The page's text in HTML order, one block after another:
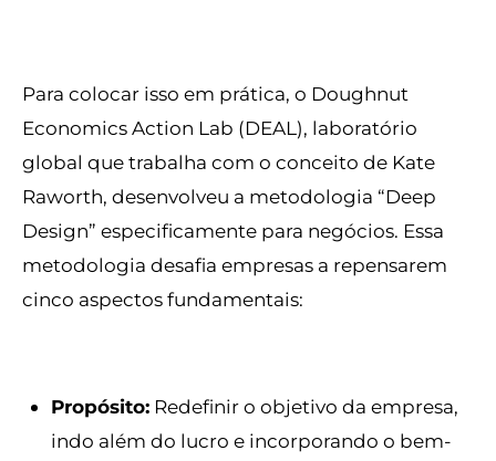
Para colocar isso em prática, o Doughnut
Economics Action Lab (DEAL), laboratório
global que trabalha com o conceito de Kate
Raworth, desenvolveu a metodologia “Deep
Design” especificamente para negócios. Essa
metodologia desafia empresas a repensarem
cinco aspectos fundamentais:
Propósito: Redefinir o objetivo da empresa,
indo além do lucro e incorporando o bem-